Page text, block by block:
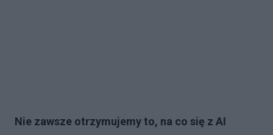
Nie zawsze otrzymujemy to, na co się z AI